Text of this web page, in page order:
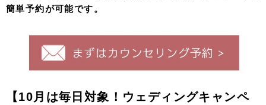
簡単予約が可能です。
【10 月は毎日対象！ウェディングキャンペ